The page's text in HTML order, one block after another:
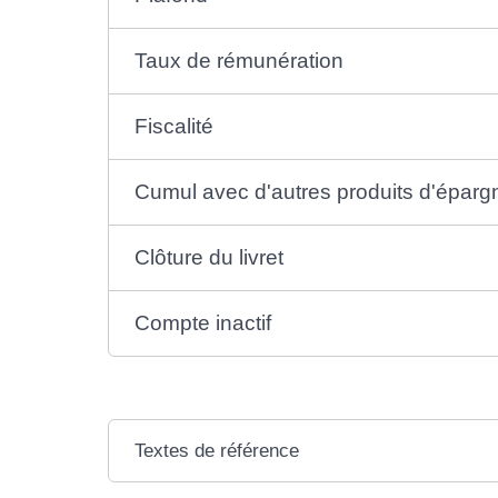
Taux de rémunération
Fiscalité
Cumul avec d'autres produits
Clôture du livret
Compte inactif
Textes de référence